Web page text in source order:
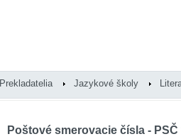
Prekladatelia Jazykové školy
Poštové smerovacie čísla -